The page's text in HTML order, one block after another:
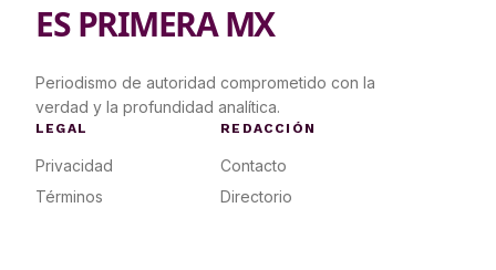
ES PRIMERA MX
Periodismo de autoridad comprometido con la
verdad y la profundidad analítica.
LEGAL
Privacidad
Términos
REDACCIÓN
Contacto
Directorio